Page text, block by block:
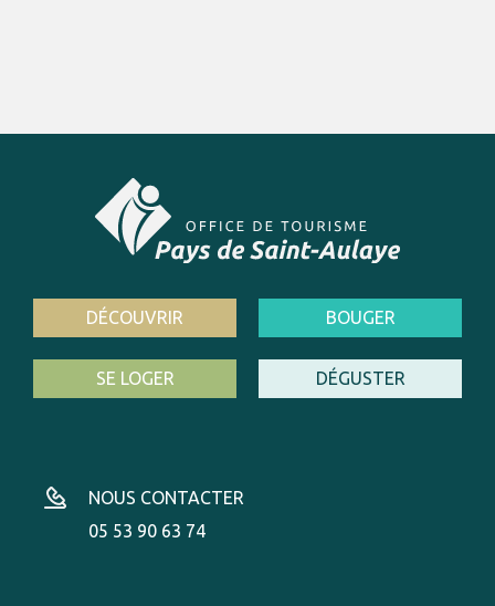
DÉCOUVRIR BOUGER
SE LOGER DÉGUSTER
NOUS CONTACTER
05 53 90 63 74